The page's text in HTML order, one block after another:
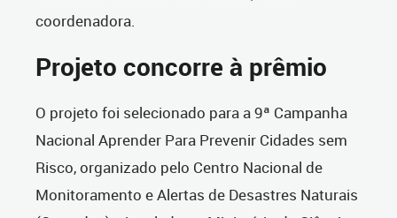
coordenadora.
Projeto concorre à prêmio
O projeto foi selecionado para a 9ª Campanha
Nacional Aprender Para Prevenir Cidades sem
Risco, organizado pelo Centro Nacional de
Monitoramento e Alertas de Desastres Naturais